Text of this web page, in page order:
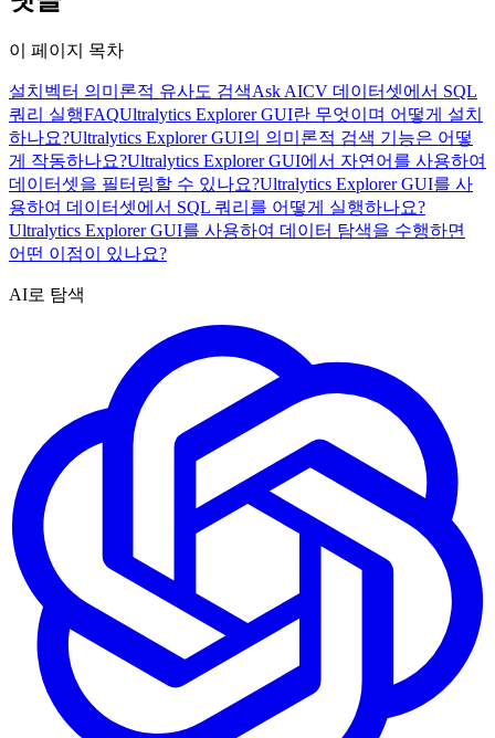
이 페이지 목차
설치 벡터 의미론적 유사도 검색Ask AICV 데이터셋에서 SQL
쿼리 실행FAQUltralytics Explorer GUI란 무엇이며 어떻게 설치
하나요?Ultralytics Explorer GUI의 의미론적 검색 기능은 어떻
게 작동하나요?Ultralytics Explorer GUI에서 자연어를 사용하여
데이터셋을 필터링할 수 있나요?Ultralytics Explorer GUI를 사
용하여 데이터셋에서 SQL 쿼리를 어떻게 실행하나요?
Ultralytics Explorer GUI를 사용하여 데이터 탐색을 수행하면
어떤 이점이 있나요?
AI로 탐색